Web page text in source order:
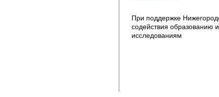
При поддержке
содействия образованию и
исследованиям